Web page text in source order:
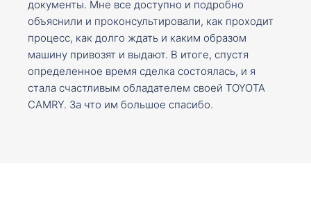
документы. Мне все доступно и подробно
объяснили и проконсультировали, как проходит
процесс, как долго ждать и каким образом
машину привозят и выдают. В итоге, спустя
определенное время сделка состоялась, и я
стала счастливым обладателем своей TOYOTA
CAMRY. За что им большое спасибо.